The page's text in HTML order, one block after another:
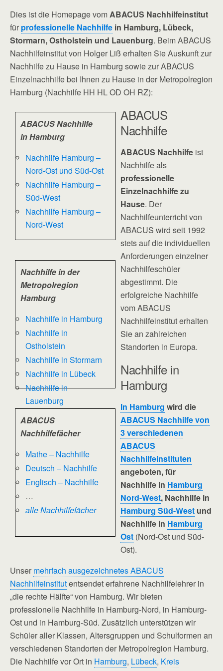
Dies ist die Homepage vomABACUS Nachhilfeinstitut
für professionelle Nachhilfe in Hamburg, Lübeck,
Stormarn, Ostholstein und Lauenburg. Beim ABACUS
Nachhilfeinstitut von Holger Liß erhalten Sie Auskunft zur
Nachhilfe zu Hause in Hamburg sowie zur ABACUS
Einzelnachhilfe bei Ihnen zu Hause in der Metropolregion
Hamburg (Nachhilfe HH HL OD OH RZ):
ABACUS Nachhilfe
in Hamburg
Nachhilfe Hamburg –
Nord-Ost und Süd-Ost
Nachhilfe Hamburg –
Süd-West
Nachhilfe Hamburg –
Nord-West
Nachhilfe in der
Metropolregion
Hamburg
Nachhilfe in Hamburg
Nachhilfe in
Ostholstein
Nachhilfe in Stormarn
Nachhilfe in Lübeck
Nachhilfe in
Lauenburg
ABACUS
Nachhilfefächer
Mathe – Nachhilfe
Deutsch – Nachhilfe
Englisch – Nachhilfe
…
alle Nachhilfefächer
ABACUS
Nachhilfe
ABACUS Nachhilfe ist
Nachhilfe als
professionelle
Einzelnachhilfe zu
Hause. Der
Nachhilfeunterricht von
ABACUS wird seit 1992
stets auf die individuellen
Anforderungen einzelner
Nachhilfeschüler
abgestimmt. Die
erfolgreiche Nachhilfe
vom ABACUS
Nachhilfeinstitut erhalten
Sie an zahlreichen
Standorten in Europa.
Nachhilfe in
Hamburg
In Hamburg wird die
ABACUS Nachhilfe von
3 verschiedenen
ABACUS
Nachhilfeinstituten
angeboten, für
Nachhilfe in Hamburg
Nord-West, Nachhilfe in
Hamburg Süd-West und
Nachhilfe in Hamburg
Ost (Nord-Ost und Süd-
Ost).
Unser mehrfach ausgezeichnetes ABACUS
Nachhilfeinstitutentsendet erfahrene Nachhilfelehrer in
„die rechte Hälfte“ von Hamburg. Wir bieten
professionelle Nachhilfe in Hamburg-Nord, in Hamburg-
Ost und in Hamburg-Süd. Zusätzlich unterstützen wir
Schüler aller Klassen, Altersgruppen und Schulformen an
verschiedenen Standorten der Metropolregion Hamburg.
Die Nachhilfe vor Ort in Hamburg, Lübeck, Kreis